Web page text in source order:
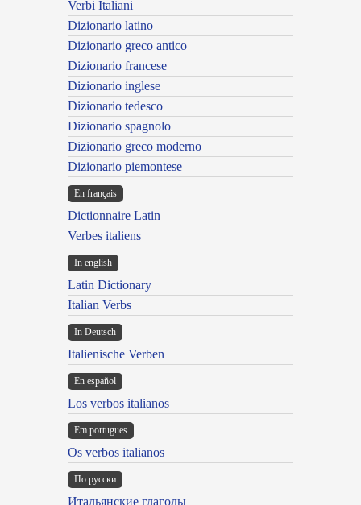
Verbi Italiani
Dizionario latino
Dizionario greco antico
Dizionario francese
Dizionario inglese
Dizionario tedesco
Dizionario spagnolo
Dizionario greco moderno
Dizionario piemontese
En français
Dictionnaire Latin
Verbes italiens
In english
Latin Dictionary
Italian Verbs
In Deutsch
Italienische Verben
En español
Los verbos italianos
Em portugues
Os verbos italianos
По русски
Итальянские глаголы